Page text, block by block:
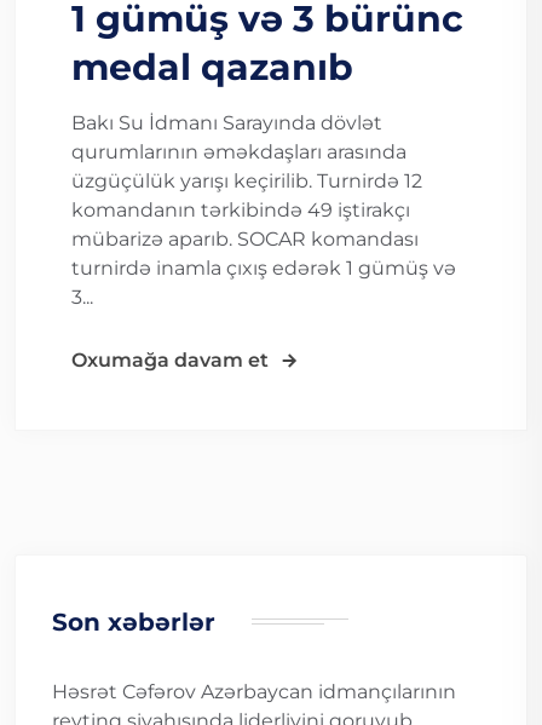
1 gümüş və 3 bürünc
medal qazanıb
Bakı Su İdmanı Sarayında dövlət
qurumlarının əməkdaşları arasında
üzgüçülük yarışı keçirilib. Turnirdə 12
komandanın tərkibində 49 iştirakçı
mübarizə aparıb. SOCAR komandası
turnirdə inamla çıxış edərək 1 gümüş və
3...
Oxumağa davam et
Son xəbərlər
Həsrət Cəfərov Azərbaycan idmançılarının